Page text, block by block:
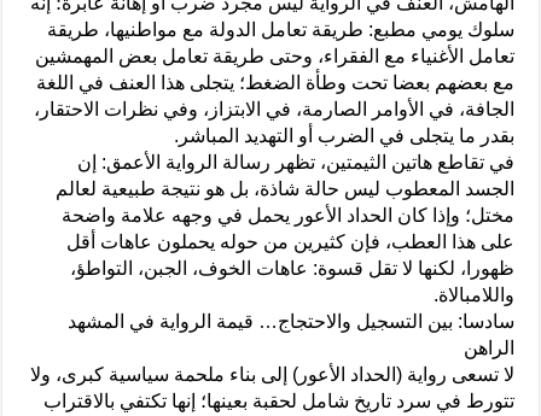
سلوك يومي مطبع: طريقة تعامل الدولة مع مواطنيها، طريقة
تعامل الأغنياء مع الفقراء، وحتى طريقة تعامل بعض المهمشين
مع بعضهم بعضا تحت وطأة الضغط؛ يتجلى هذا العنف في اللغة
الجافة، في الأوامر الصارمة، في الابتزاز، وفي نظرات الاحتقار،
بقدر ما يتجلى في الضرب أو التهديد المباشر.
في تقاطع هاتين الثيمتين، تظهر رسالة الرواية الأعمق: إن
الجسد المعطوب ليس حالة شاذة، بل هو نتيجة طبيعية لعالم
مختل؛ وإذا كان الحداد الأعور يحمل في وجهه علامة واضحة
على هذا العطب، فإن كثيرين من حوله يحملون عاهات أقل
ظهورا، لكنها لا تقل قسوة: عاهات الخوف، الجبن، التواطؤ،
واللامبالاة.
سادسا: بين التسجيل والاحتجاج… قيمة الرواية في المشهد
الراهن
لا تسعى رواية (الحداد الأعور) إلى بناء ملحمة سياسية كبرى، ولا
تتورط في سرد تاريخ شامل لحقبة بعينها؛ إنها تكتفي بالاقتراب